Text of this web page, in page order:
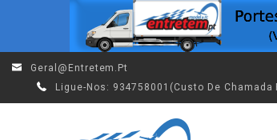
Geral@entretem.pt
Ligue-Nos: 934758001(custo De Chamada